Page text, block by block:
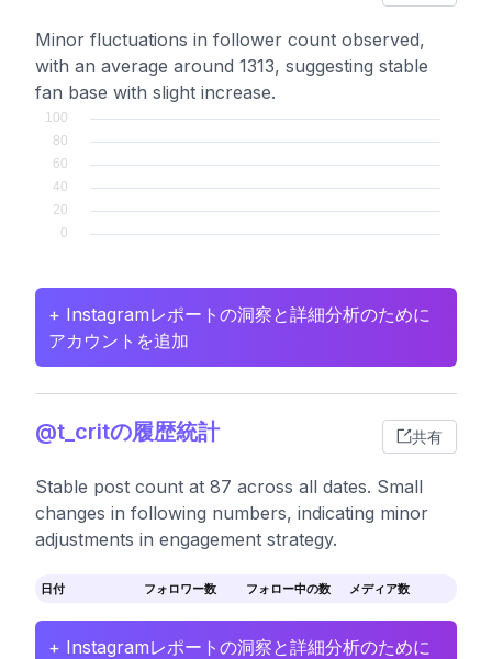
Minor fluctuations in follower count observed,
with an average around 1313, suggesting stable
fan base with slight increase.
+ Instagramレポートの洞察と詳細分析のために
アカウントを追加
@t_critの履歴統計 共有
Stable post count at 87 across all dates. Small
changes in following numbers, indicating minor
adjustments in engagement strategy.
日付 フォロワー数 フォロー中の数 メディア数
+ Instagramレポートの洞察と詳細分析のために